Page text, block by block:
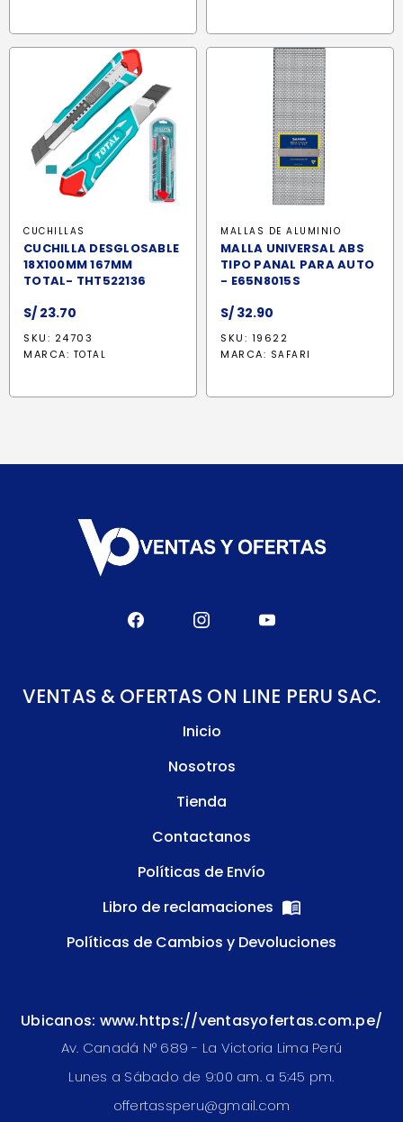
CUCHILLAS
CUCHILLA DESGLOSABLE
18X100MM 167MM
TOTAL- THT522136
S/ 23.70
SKU: 24703
MARCA: TOTAL
MALLAS DE ALUMINIO
MALLA UNIVERSAL ABS
TIPO PANAL PARA AUTO
- E65N8015S
S/ 32.90
SKU: 19622
MARCA: SAFARI
VENTAS & OFERTAS ON LINE PERU SAC.
Inicio
Nosotros
Tienda
Contactanos
Políticas de Envío
Libro de reclamaciones
Políticas de Cambios y Devoluciones
Ubicanos: www.https://ventasyofertas.com.pe/
Av. Canadá N° 689 - La Victoria Lima Perú
Lunes a Sábado de 9:00 am. a 5:45 pm.
offertassperu@gmail.com